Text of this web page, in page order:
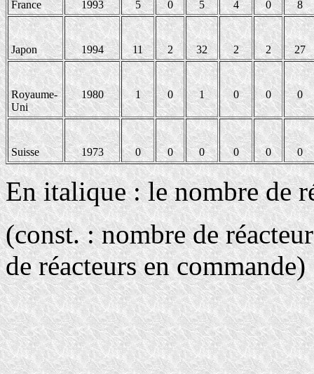
France 1993 5 0 5 4 0 8
Japon 1994 11 2 32 2 2 27
Royaume-
Uni
1980 1 0 1 0 0 0
Suisse 1973 0 0 0 0 0 0
En italique : le nombre de
(const. : nombre de
de réacteurs en commande)